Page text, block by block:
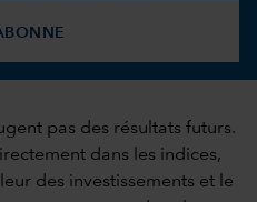
pas des résultats futurs.
dans les indices,
des investissements et le